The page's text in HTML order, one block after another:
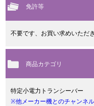
免許等
不要です、お買い求めいただ
商品カテゴリ
特定小電力トランシーバー
※他メーカー機とのチャンネ